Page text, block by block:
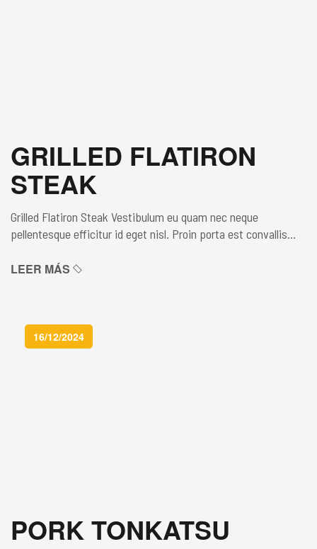
GRILLED FLATIRON
STEAK
Grilled Flatiron Steak Vestibulum eu quam nec neque
pellentesque efficitur id eget nisl. Proin porta est convallis
at aliquam. Donec finibus, urna bibendum ultricies laoreet,
LEER MÁS
16/12/2024
PORK TONKATSU